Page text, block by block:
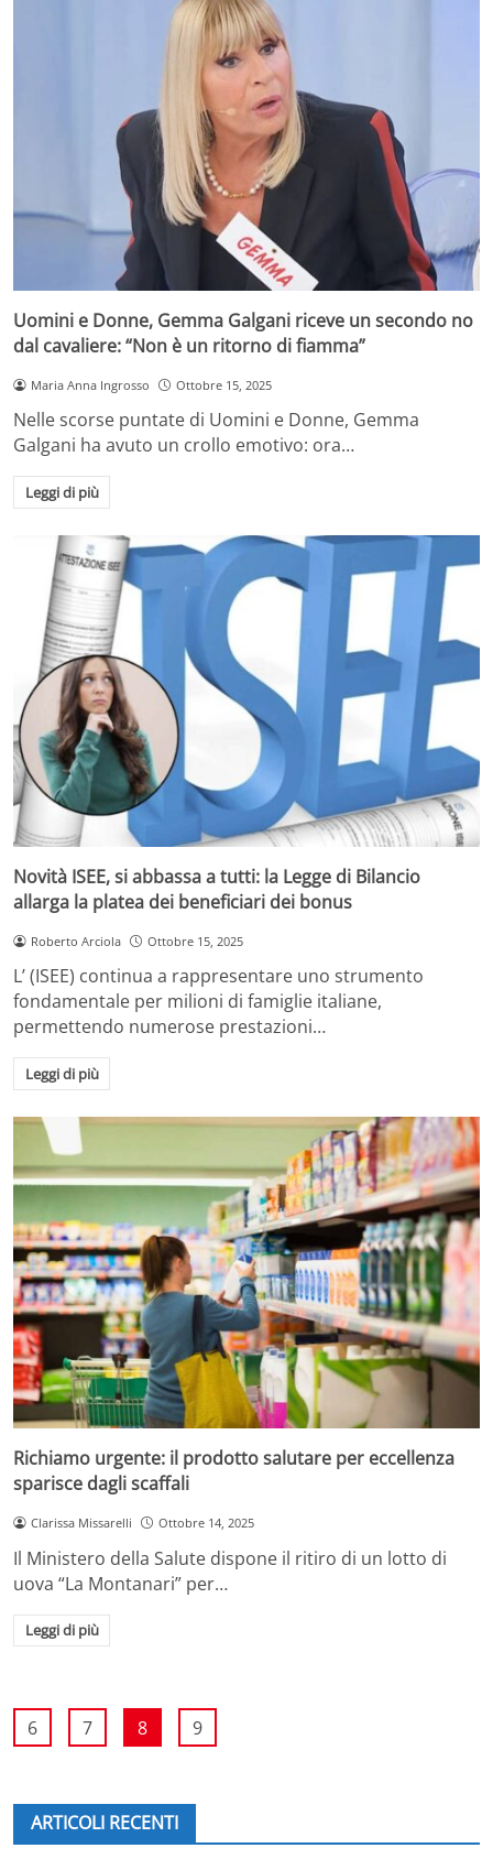
Uomini e Donne, Gemma Galgani riceve un secondo no
dal cavaliere: “Non è un ritorno di fiamma”
Maria Anna Ingrosso Ottobre 15, 2025
Nelle scorse puntate di Uomini e Donne, Gemma
Galgani ha avuto un crollo emotivo: ora…
Leggi di più
Novità ISEE, si abbassa a tutti: la Legge di Bilancio
allarga la platea dei beneficiari dei bonus
Roberto Arciola Ottobre 15, 2025
L’ (ISEE) continua a rappresentare uno strumento
fondamentale per milioni di famiglie italiane,
permettendo numerose prestazioni…
Leggi di più
Richiamo urgente: il prodotto salutare per eccellenza
sparisce dagli scaffali
Clarissa Missarelli Ottobre 14, 2025
Il Ministero della Salute dispone il ritiro di un lotto di
uova “La Montanari” per…
Leggi di più
6 7 8 9
ARTICOLI RECENTI